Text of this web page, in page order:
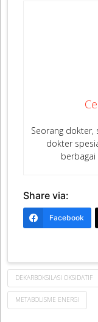
Seorang dokter,
dokter
Share via:
Facebook
DEKARBOKSILASI OKSIDATIF
METABOLISME ENERGI